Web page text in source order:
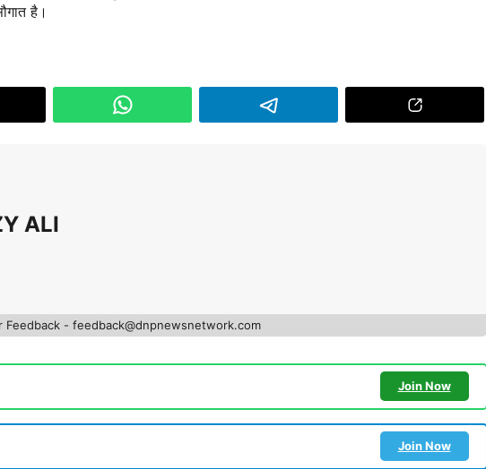
है।
ALI
Feedback - feedback@dnpnewsnetwork.com
Join Now
Join Now